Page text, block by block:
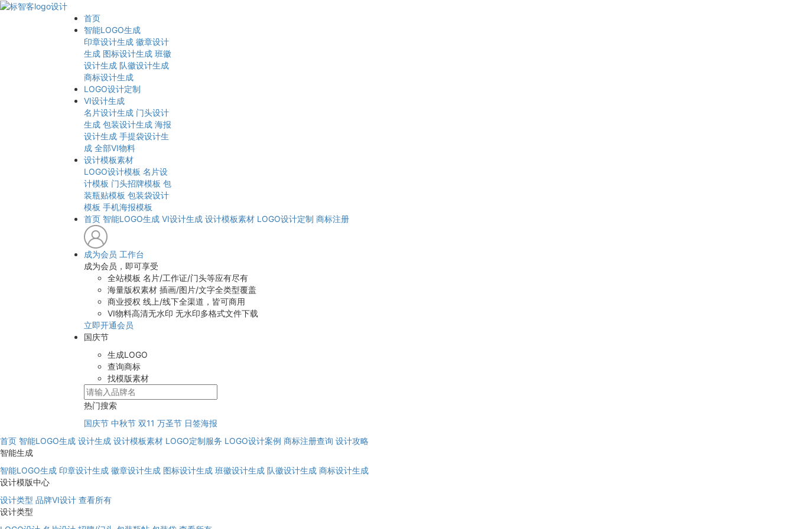
首页
智能LOGO生成
印章设计生成 徽章设计
生成 图标设计生成 班徽
设计生成 队徽设计生成
商标设计生成
LOGO设计定制
VI设计生成
名片设计生成 门头设计
生成 包装设计生成 海报
设计生成 手提袋设计生
成 全部VI物料
设计模板素材
LOGO设计模板 名片设
计模板 门头招牌模板 包
装瓶贴模板 包装袋设计
模板 手机海报模板
首页 智能LOGO生成 VI设计生成 设计模板素材 LOGO设计定制 商标注册
成为会员 工作台
成为会员，即可享受
全站模板 名片/工作证/门头等应有尽有
海量版权素材 插画/图片/文字全类型覆盖
商业授权 线上/线下全渠道，皆可商用
VI物料高清无水印 无水印多格式文件下载
立即开通会员
国庆节
生成LOGO
查询商标
找模版素材
热门搜索
国庆节 中秋节 双11 万圣节 日签海报
首页 智能LOGO生成 设计生成 设计模板素材 LOGO定制服务 LOGO设计案例 商标注册查询 设计攻略
智能生成
智能LOGO生成 印章设计生成 徽章设计生成 图标设计生成 班徽设计生成 队徽设计生成 商标设计生成
设计模版中心
设计类型 品牌VI设计 查看所有
设计类型